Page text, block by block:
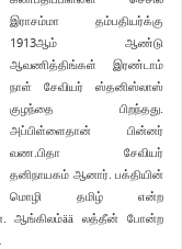
இராசம்மா தம்பதியர்க்கு
1913ஆம் ஆண்டு
ஆவணித்திங்கள் இரண்டாம்
நாள் சேவியர் ஸ்தனிஸ்லாஸ்
குழந்தை பிறந்தது.
அப்பிள்ளைதான் பின்னர்
வண.பிதா சேவியர்
தனிநாயகம் ஆனார். பக்தியின்
மொழி தமிழ் என்ற
ஆங்கிலம்ää லத்தீன் போன்ற